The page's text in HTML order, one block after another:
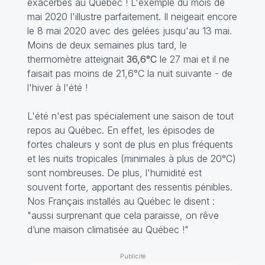
mai 2020 l'illustre parfaitement. Il neigeait encore
le 8 mai 2020 avec des gelées jusqu'au 13 mai.
Moins de deux semaines plus tard, le
thermomètre atteignait36,6°C le 27 mai et il ne
faisait pas moins de 21,6°C la nuit suivante - de
l'hiver à l'été !
L'été n'est pas spécialement une saison de tout
repos au Québec. En effet, les épisodes de
fortes chaleurs y sont de plus en plus fréquents
et les nuits tropicales (minimales à plus de 20°C)
sont nombreuses. De plus, l'humidité est
souvent forte, apportant des ressentis pénibles.
Nos Français installés au Québec le disent :
"aussi surprenant que cela paraisse, on rêve
d’une maison climatisée au Québec !"